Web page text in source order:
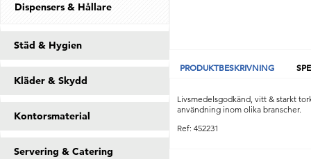
Dispensers & Hållare
Städ & Hygien
Kläder & Skydd
Kontorsmaterial
Servering & Catering
PRODUKTBESKRIVNING
Livsmedelsgodkänd, vitt & starkt
användning inom olika branscher.
Ref: 452231